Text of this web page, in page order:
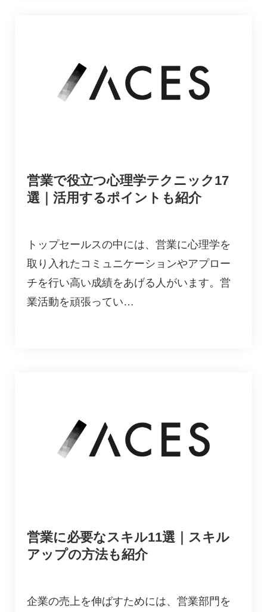
営業で役立つ心理学テクニック17
選｜活用するポイントも紹介
トップセールスの中には、営業に心理学を
取り入れたコミュニケーションやアプロー
チを行い高い成績をあげる人がいます。営
業活動を頑張ってい…
営業に必要なスキル11選｜スキル
アップの方法も紹介
企業の売上を伸ばすためには、営業部門を